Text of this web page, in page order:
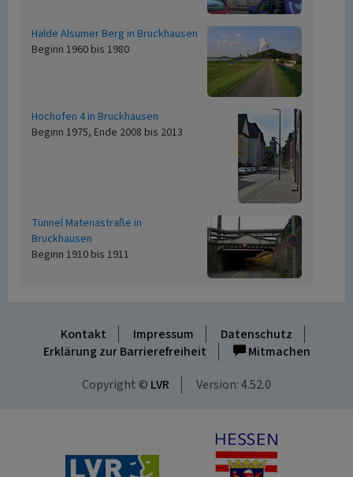
Halde Alsumer Berg in Bruckhausen
Beginn 1960 bis 1980
Hochofen 4 in Bruckhausen
Beginn 1975, Ende 2008 bis 2013
Tunnel Matenastraße in
Bruckhausen
Beginn 1910 bis 1911
Kontakt Impressum
Datenschutz
Erklärung zur Barrierefreiheit
Mitmachen
Copyright © LVR Version: 4.52.0